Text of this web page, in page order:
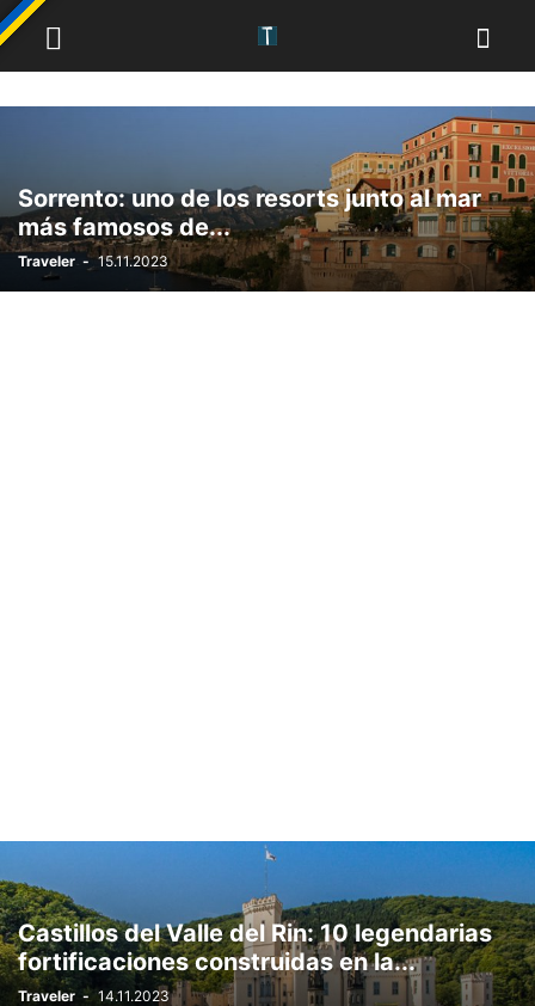
Sorrento: uno de los resorts junto al mar
más famosos de...
Traveler - 15.11.2023
Castillos del Valle del Rin: 10 legendarias
fortificaciones construidas en la...
Traveler - 14.11.2023